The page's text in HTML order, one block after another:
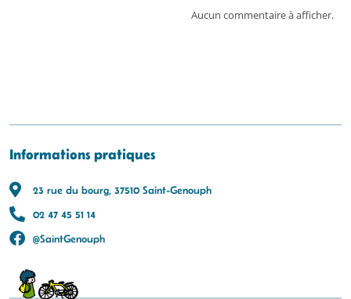
Aucun commentaire à afficher.
Informations pratiques
23 rue du bourg, 37510 Saint-Genouph
02 47 45 51 14
@SaintGenouph